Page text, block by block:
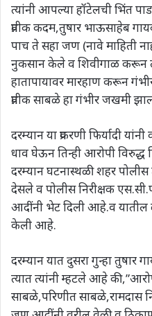
त्यांनी आपल्या हॉटेलची भिंत
प्रतीक कदम,तुषार भाऊसाहेब
पाच ते सहा जण (नावे माहिती
नुकसान केले व शिवीगाळ करून
हातापायावर मारहाण करून
प्रतीक साबळे हा गंभीर जखमी
दरम्यान या प्रकरणी फिर्यादी
धाव घेऊन तिन्ही आरोपी
दरम्यान घटनास्थळी शहर
देसले व पोलीस निरीक्षक
आदींनी भेट दिली आहे.व यातील
केली आहे.
दरम्यान यात दुसरा गुन्हा
त्यात त्यांनी म्हटले आहे
साबळे,परिणीत साबळे,रामदास